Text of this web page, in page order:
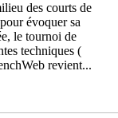
des courts de
évoquer sa
le tournoi de
techniques (
revient...